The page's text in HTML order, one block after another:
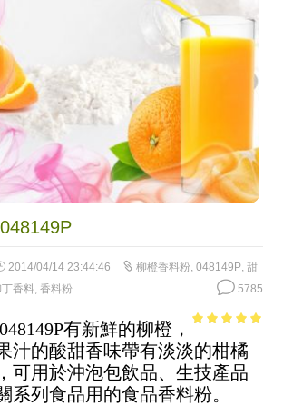
2014/04/14 23:44:46 柳橙香料粉, 048149P, 甜
香料, 香料粉 5785
有新鮮的柳橙，
汁的酸甜香味帶有淡淡的柑橘
可用於沖泡包飲品、生技產品
系列食品用的食品香料粉。